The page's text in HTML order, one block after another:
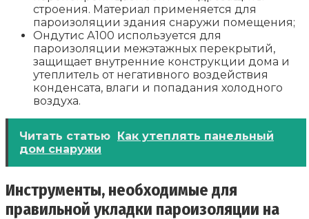
строения. Материал применяется для
пароизоляции здания снаружи помещения;
Ондутис А100 используется для
пароизоляции межэтажных перекрытий,
защищает внутренние конструкции дома и
утеплитель от негативного воздействия
конденсата, влаги и попадания холодного
воздуха.
Читать статью
Как утеплять панельный
дом снаружи
Инструменты, необходимые для
правильной укладки пароизоляции на